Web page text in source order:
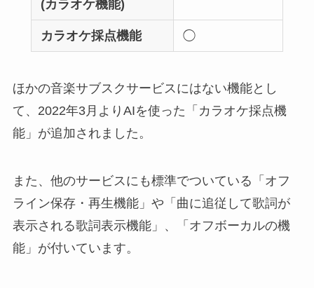
(カラオケ機能)
カラオケ採点機能 ◯
ほかの音楽サブスクサービスにはない機能とし
て、2022年3月よりAIを使った「 カラオケ採点機
能」が追加されました。
また、他のサービスにも標準でついている「 オフ
ライン保存・再生機能」や「曲に追従して歌詞が
表示される歌詞表示機能」、「オフボーカルの機
能」が付いています。